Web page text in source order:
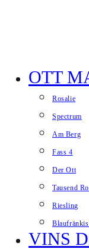
ViewOTT
Rosalie
Spectrum
Am Berg
Fass 4
Der Ott
Tausend
Riesling
VINS